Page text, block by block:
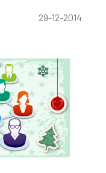
29-12-2014